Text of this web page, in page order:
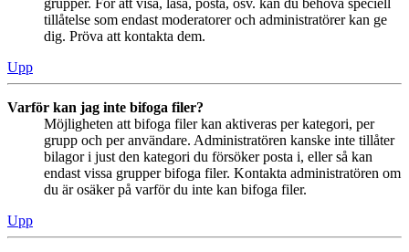
grupper. För att visa, läsa, posta, osv. kan du behöva speciell
tillåtelse som endast moderatorer och administratörer kan ge
dig. Pröva att kontakta dem.
Upp
Varför kan jag inte bifoga filer?
Möjligheten att bifoga filer kan aktiveras per kategori, per
grupp och per användare. Administratören kanske inte tillåter
bilagor i just den kategori du försöker posta i, eller så kan
endast vissa grupper bifoga filer. Kontakta administratören om
du är osäker på varför du inte kan bifoga filer.
Upp